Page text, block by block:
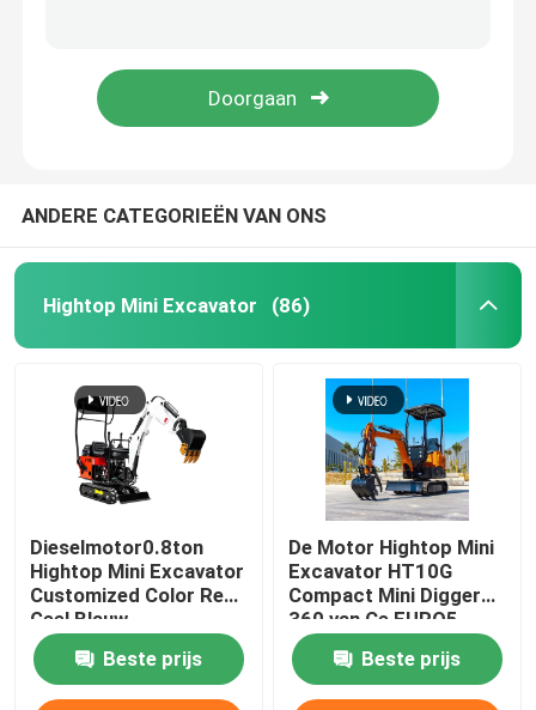
Mini Skid Steer Loader
Mini Crawler Dumper
De Tractor van het landbouwlandbouwbedrijf
Het Schuimmachine van de polyurethaannevel
De Machine van de Polyureanevel
ANDERE CATEGORIEËN VAN ONS
Hightop Mini Excavator (86)
Dieselmotor0.8ton
Hightop Mini Excavator
Customized Color Red
Geel Blauw
Beste prijs
De Motor Hightop Mini
Excavator HT10G
Compact Mini Digger
360 van Ce EURO5
roteert
Beste prijs